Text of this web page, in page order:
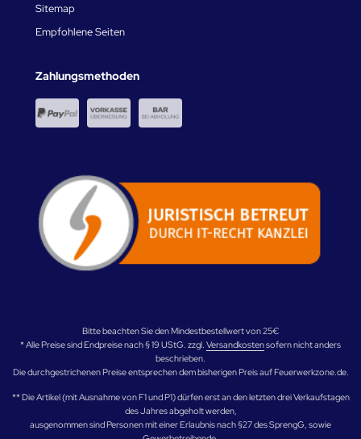
Sitemap
Empfohlene Seiten
Zahlungsmethoden
Bitte beachten Sie den Mindestbestellwert von 25€
* Alle Preise sind Endpreise nach § 19 UStG. zzgl. Versandkostensofern nicht anders
beschrieben.
Die durchgestrichenen Preise entsprechen dem bisherigen Preis auf Feuerwerkzone.de.
** Die Artikel (mit Ausnahme von F1 und P1) dürfen erst an den letzten drei Verkaufstagen
des Jahres abgeholt werden,
ausgenommen sind Personen mit einer Erlaubnis nach §27 des SprengG, sowie